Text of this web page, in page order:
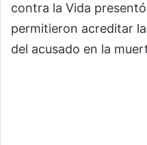
contra la Vida
permitieron acreditar
del acusado en la